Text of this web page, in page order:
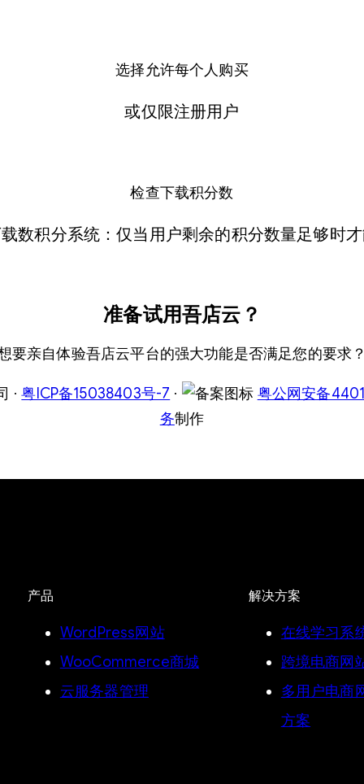
选择允许每个人购买
或仅限注册用户
检查下载积分数
数积分系统：仅当用户剩余的积分数量足够时
准备试用吾店云？
要亲自体验吾店云平台的强大功能是否满足您的要求？
·粤ICP备15038403号-7 · 粤公网安备
务制作
产品
WordPress网站
WooCommerce商城
云服务器管理
解决方案
在线学习系
跨境电商网
多用户电商
方案